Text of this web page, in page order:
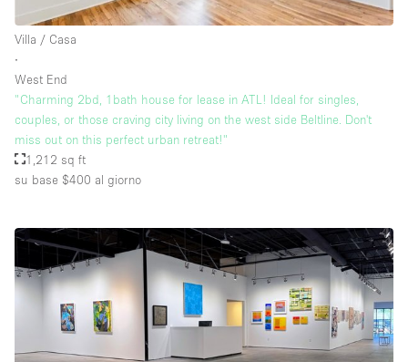
Villa / Casa
∙
West End
"Charming 2bd, 1bath house for lease in ATL! Ideal for singles,
couples, or those craving city living on the west side Beltline. Don't
miss out on this perfect urban retreat!"
1,212 sq ft
su base $400 al giorno